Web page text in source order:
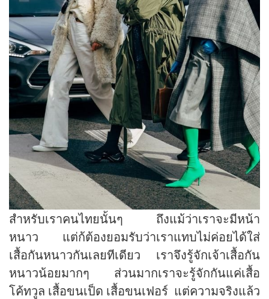
สำหรับเราคนไทยนั้นๆ ถึงแม้ว่าเราจะมีหน้า
หนาว แต่ก้ต้องยอมรับว่าเราแทบไม่ค่อยได้ใส่
เสื้อกันหนาวกันเลยทีเดียว เราจึงรู้จักเจ้าเสื้อกัน
หนาวน้อยมากๆ ส่วนมากเราจะรู้จักกันแค่เสื้อ
โค้ทวูล เสื้อขนเป็ด เสื้อขนเฟอร์ แต่ความจริงแล้ว